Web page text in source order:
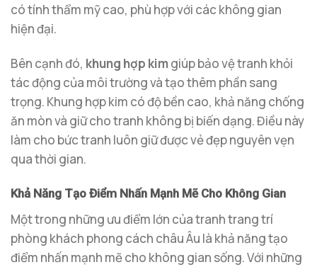
có tính thẩm mỹ cao, phù hợp với các không gian
hiện đại.
Bên cạnh đó, khung hợp kimgiúp bảo vệ tranh khỏi
tác động của môi trường và tạo thêm phần sang
trọng. Khung hợp kim có độ bền cao, khả năng chống
ăn mòn và giữ cho tranh không bị biến dạng. Điều này
làm cho bức tranh luôn giữ được vẻ đẹp nguyên vẹn
qua thời gian.
Khả Năng Tạo Điểm Nhấn Mạnh Mẽ Cho Không Gian
Một trong những ưu điểm lớn của tranh trang trí
phòng khách phong cách châu Âu là khả năng tạo
điểm nhấn mạnh mẽ cho không gian sống. Với những